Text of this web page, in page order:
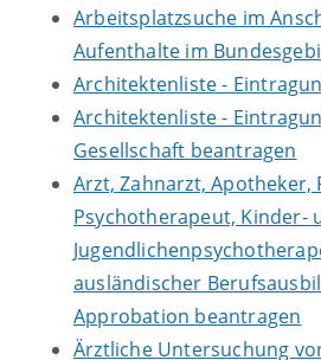
Arbeitsplatzsuche im
Aufenthalte im
Architektenliste -
Architektenliste -
Gesellschaft beantragen
Arzt, Zahnarzt, Apotheker,
Psychotherapeut, Kinder-
ausländischer
Approbation beantragen
Ärztliche Untersuchung